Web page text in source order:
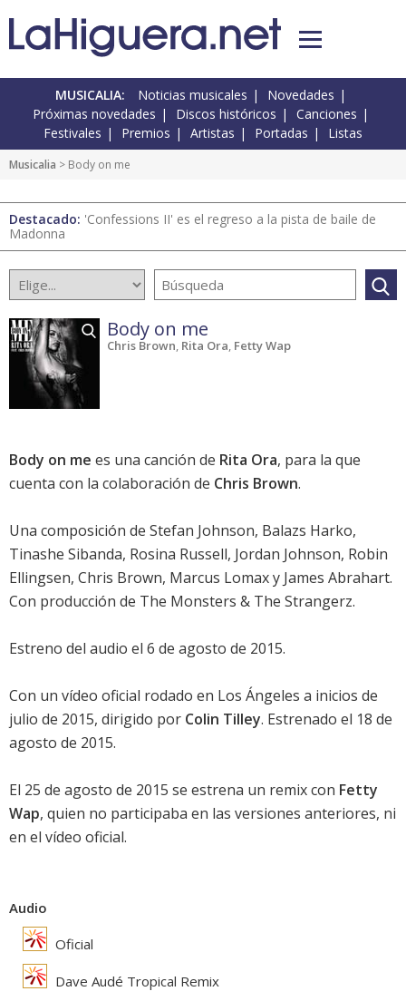
MUSICALIA: Noticias musicales
Novedades
Próximas novedades
Discos históricos
Canciones
Festivales
Premios Artistas Portadas Listas
Musicalia > Body on me
Destacado: 'Confessions II' es el regreso a la pista de baile de
Madonna
Body on me
Chris Brown, Rita Ora, Fetty Wap
Body on me es una canción de Rita Ora, para la que
cuenta con la colaboración de Chris Brown.
Una composición de Stefan Johnson, Balazs Harko,
Tinashe Sibanda, Rosina Russell, Jordan Johnson, Robin
Ellingsen, Chris Brown, Marcus Lomax y James Abrahart.
Con producción de The Monsters & The Strangerz.
Estreno del audio el 6 de agosto de 2015.
Con un vídeo oficial rodado en Los Ángeles a inicios de
julio de 2015, dirigido por Colin Tilley. Estrenado el 18 de
agosto de 2015.
El 25 de agosto de 2015 se estrena un remix con Fetty
Wap, quien no participaba en las versiones anteriores, ni
en el vídeo oficial.
Audio
Oficial
Dave Audé Tropical Remix